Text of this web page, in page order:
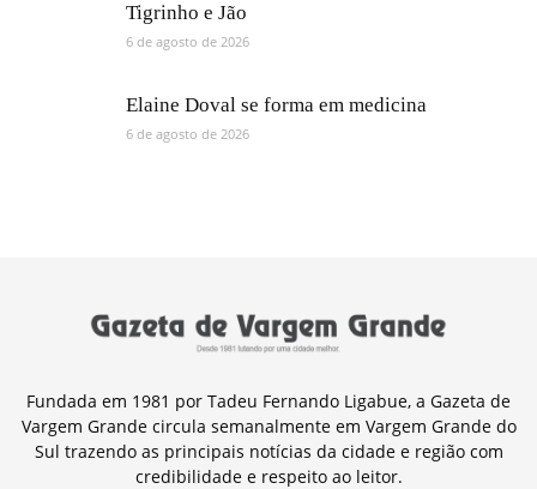
Tigrinho e Jão
6 de agosto de 2026
Elaine Doval se forma em medicina
6 de agosto de 2026
Fundada em 1981 por Tadeu Fernando Ligabue, a Gazeta de
Vargem Grande circula semanalmente em Vargem Grande do
Sul trazendo as principais notícias da cidade e região com
credibilidade e respeito ao leitor.